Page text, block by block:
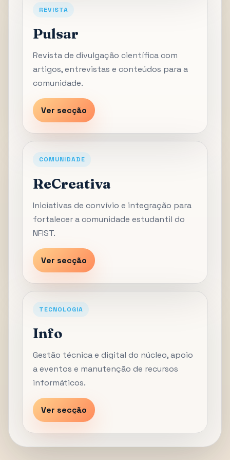
REVISTA
Pulsar
Revista de divulgação científica com
artigos, entrevistas e conteúdos para a
comunidade.
Ver secção
COMUNIDADE
ReCreativa
Iniciativas de convívio e integração para
fortalecer a comunidade estudantil do
NFIST.
Ver secção
TECNOLOGIA
Info
Gestão técnica e digital do núcleo, apoio
a eventos e manutenção de recursos
informáticos.
Ver secção